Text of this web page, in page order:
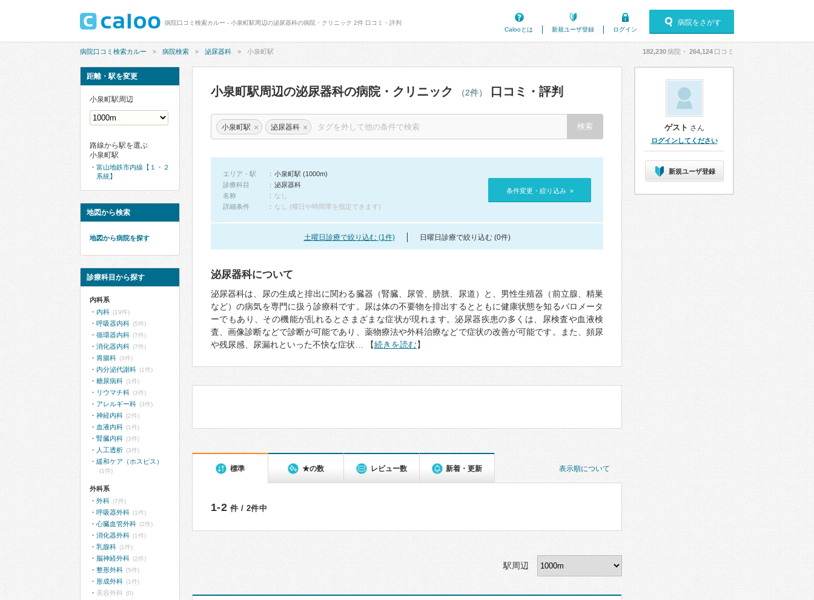
病院口コミ検索カルー - 小泉町駅周辺の泌尿器科の病院・クリニック 2件 口コミ・評判
Calooとは
新規ユーザ登録 ログイン
病院をさがす
病院口コミ検索カルー 病院検索 泌尿器科 小泉町駅 182,230病院・ 264,124 口コミ
小泉町駅周辺の泌尿器科の病院・クリニック （2件） 口コミ・評判
小泉町駅 × 泌尿器科 ×
エリア・駅
小泉町駅 (1000m)
診療科目
泌尿器科
名称
なし
詳細条件
なし (曜日や時間帯を指定できます)
条件変更・絞り込み »
土曜日診療で絞り込む (1件) 日曜日診療で絞り込む (0件)
泌尿器科について
泌尿器科は、尿の生成と排出に関わる臓器（腎臓、尿管、膀胱、尿道）と、男性生殖器（前立腺、精巣
など）の病気を専門に扱う診療科です。尿は体の不要物を排出するとともに健康状態を知るバロメータ
ーでもあり、その機能が乱れるとさまざまな症状が現れます。泌尿器疾患の多くは、尿検査や血液検
査、画像診断などで診断が可能であり、薬物療法や外科治療などで症状の改善が可能です。また、頻尿
や残尿感、尿漏れといった不快な症状… 【続きを読む】
表示順について
標準 ★の数 レビュー数 新着・更新
1-2 件 / 2件中
駅周辺
距離・駅を変更
小泉町駅周辺
路線から駅を選ぶ
小泉町駅
富山地鉄市内線【１・２
系統】
地図から検索
地図から病院を探す
診療科目から探す
内科系
内科 (19件)
呼吸器内科 (5件)
循環器内科 (7件)
消化器内科 (7件)
胃腸科 (3件)
内分泌代謝科 (1件)
糖尿病科 (1件)
リウマチ科 (3件)
アレルギー科 (3件)
神経内科 (2件)
血液内科 (1件)
腎臓内科 (3件)
人工透析 (3件)
緩和ケア（ホスピス）
(1件)
外科系
外科 (7件)
呼吸器外科 (1件)
心臓血管外科 (2件)
消化器外科 (1件)
乳腺科 (1件)
脳神経外科 (2件)
整形外科 (5件)
形成外科 (1件)
美容外科 (0)
ゲスト さん
ログインしてください
新規ユーザ登録